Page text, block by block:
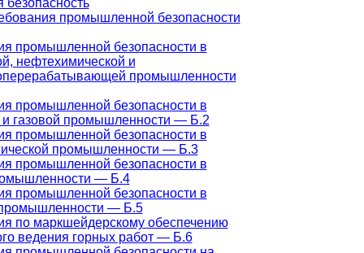
промышленной безопасности
промышленной безопасности в
нефтехимической и
промышленности
промышленной безопасности в
газовой промышленности — Б.2
промышленной безопасности в
промышленности — Б.3
промышленной безопасности в
— Б.4
промышленной безопасности в
— Б.5
по маркшейдерскому обеспечению
ведения горных работ — Б.6